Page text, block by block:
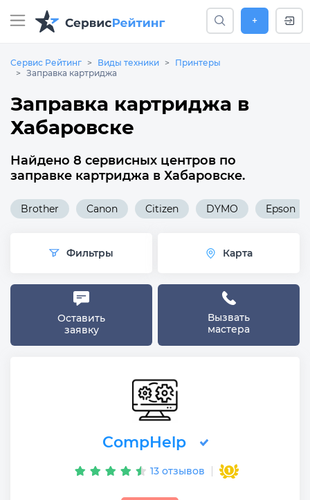
+
Сервис Рейтинг Виды техники
Принтеры
Заправка картриджа
Заправка картриджа в
Хабаровске
Найдено 8 сервисных центров по
заправке картриджа в Хабаровске.
Brother Canon Citizen DYMO Epson
Фильтры Карта
Оставить
заявку
Вызвать
мастера
CompHelp
13 отзывов